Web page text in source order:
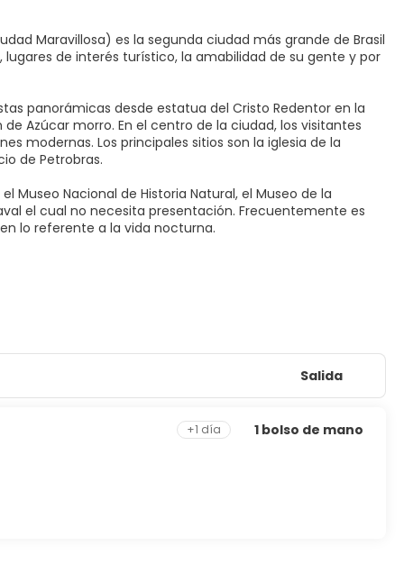
Maravillosa) es la segunda ciudad más grande de Brasil
de interés turístico, la amabilidad de su gente y por
panorámicas desde estatua del Cristo Redentor en la
Azúcar morro. En el centro de la ciudad, los visitantes
modernas. Los principales sitios son la iglesia de la
de Petrobras.
Nacional de Historia Natural, el Museo de la
el cual no necesita presentación. Frecuentemente es
lo referente a la vida nocturna.
Salida
+1 día 1 bolso de mano